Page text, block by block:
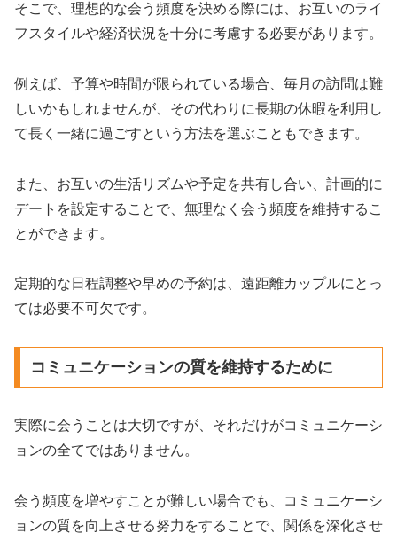
そこで、理想的な会う頻度を決める際には、お互いのライ
フスタイルや経済状況を十分に考慮する必要があります。
例えば、予算や時間が限られている場合、毎月の訪問は難
しいかもしれませんが、その代わりに長期の休暇を利用し
て長く一緒に過ごすという方法を選ぶこともできます。
また、お互いの生活リズムや予定を共有し合い、計画的に
デートを設定することで、無理なく会う頻度を維持するこ
とができます。
定期的な日程調整や早めの予約は、遠距離カップルにとっ
ては必要不可欠です。
コミュニケーションの質を維持するために
実際に会うことは大切ですが、それだけがコミュニケーシ
ョンの全てではありません。
会う頻度を増やすことが難しい場合でも、コミュニケーシ
ョンの質を向上させる努力をすることで、関係を深化させ